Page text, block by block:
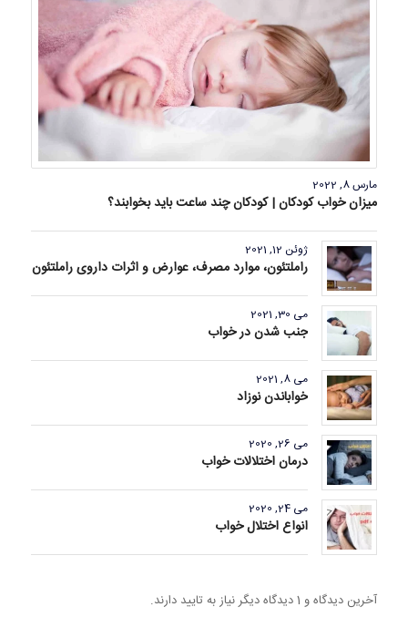
مارس 8, 2022
میزان خواب کودکان | کودکان چند ساعت باید بخوابند؟
ژوئن 12, 2021
راملتئون، موارد مصرف، عوارض و اثرات داروی راملتئون
می 30, 2021
جنب شدن در خواب
می 8, 2021
خواباندن نوزاد
می 26, 2020
درمان اختلالات خواب
می 24, 2020
انواع اختلال خواب
آخرین دیدگاه و 1 دیدگاه دیگر نیاز به تایید دارند.